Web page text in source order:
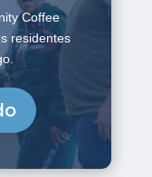
Coffee
residentes